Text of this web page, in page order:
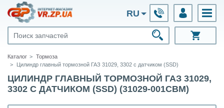
RU
Каталог
Тормоза
Цилиндр главный тормозной ГАЗ 31029, 3302 с датчиком (SSD)
ЦИЛИНДР ГЛАВНЫЙ ТОРМОЗНОЙ ГАЗ 31029,
3302 С ДАТЧИКОМ (SSD) (31029-001CBM)